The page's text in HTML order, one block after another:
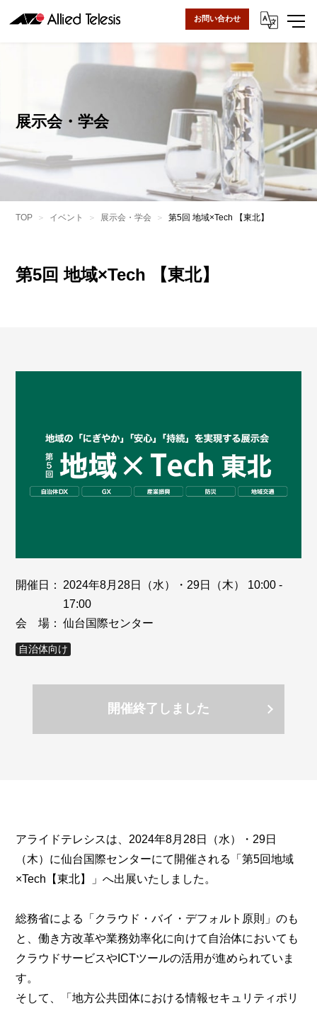
お問い合わせ
展示会・学会
TOP イベント 展示会・学会 第5回 地域×Tech 【東北】
第5回 地域×Tech 【東北】
開催日：
2024年8月28日（水）・29日（木） 10:00 -
17:00
会 場：
仙台国際センター
自治体向け
開催終了しました
アライドテレシスは、2024年8月28日（水）・29日
（木）に仙台国際センターにて開催される「第5回地域
×Tech【東北】」へ出展いたしました。
総務省による「クラウド・バイ・デフォルト原則」のも
と、働き方改革や業務効率化に向けて自治体においても
クラウドサービスやICTツールの活用が進められていま
す。
そして、「地方公共団体における情報セキュリティポリ